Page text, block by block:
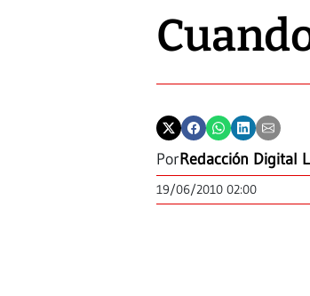
PorRedacción Digital
19/06/2010 02:00